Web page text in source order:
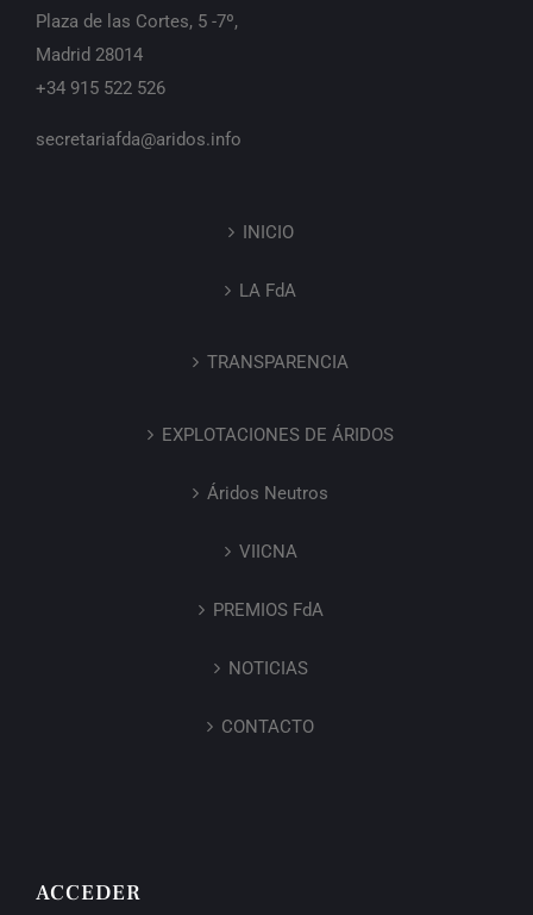
Plaza de las Cortes, 5 -7º,
Madrid 28014
+34 915 522 526
secretariafda@aridos.info
INICIO
LA FdA
TRANSPARENCIA
EXPLOTACIONES DE ÁRIDOS
Áridos Neutros
VIICNA
PREMIOS FdA
NOTICIAS
CONTACTO
ACCEDER